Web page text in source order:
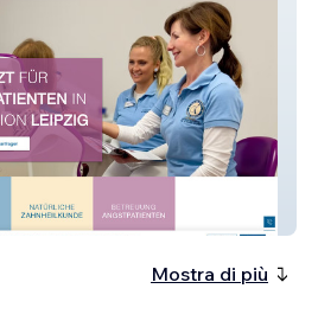
Mostra di più